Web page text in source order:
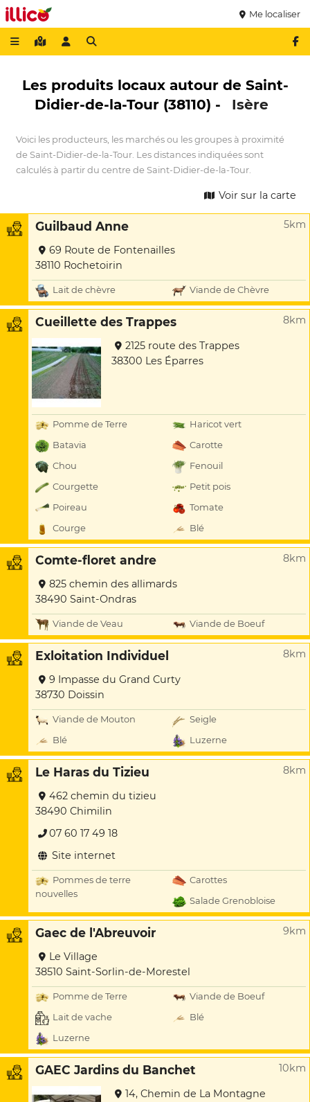
Me localiser
Les produits locaux autour de Saint-
Didier-de-la-Tour (38110) -
Isère
Voici les producteurs, les marchés ou les groupes à proximité
de Saint-Didier-de-la-Tour. Les distances indiquées sont
calculés à partir du centre de Saint-Didier-de-la-Tour.
Voir sur la carte
Guilbaud Anne 5km
69 Route de Fontenailles
38110 Rochetoirin
Lait de chèvre Viande de Chèvre
Cueillette des Trappes 8km
2125 route des Trappes
38300 Les Éparres
Pomme de Terre
Haricot vert
Batavia
Carotte
Chou
Fenouil
Courgette
Petit pois
Poireau
Tomate
Courge
Blé
Comte-floret andre 8km
825 chemin des allimards
38490 Saint-Ondras
Viande de Veau Viande de Boeuf
Exloitation Individuel 8km
9 Impasse du Grand Curty
38730 Doissin
Viande de Mouton
Seigle
Blé
Luzerne
Le Haras du Tizieu 8km
462 chemin du tizieu
38490 Chimilin
07 60 17 49 18
Site internet
Pommes de terre
nouvelles
Carottes
Salade Grenobloise
Gaec de l'Abreuvoir 9km
Le Village
38510 Saint-Sorlin-de-Morestel
Pomme de Terre
Viande de Boeuf
Lait de vache
Blé
Luzerne
GAEC Jardins du Banchet 10km
14, Chemin de La Montagne